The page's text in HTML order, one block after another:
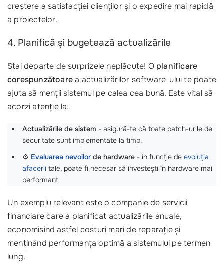
creștere a satisfacției clienților și o expedire mai rapidă
a proiectelor.
4. Planifică și bugetează actualizările
Stai departe de surprizele neplăcute! O planificare
corespunzătoarea actualizărilor software-ului te poate
ajuta să menții sistemul pe calea cea bună. Este vital să
acorzi atenție la:
Actualizările de sistem - asigură-te că toate patch-urile de
securitate sunt implementate la timp.
⚙️ Evaluarea nevoilorde hardware - în funcție de evoluția
afacerii tale, poate fi necesar să investești în hardware mai
performant.
Un exemplu relevant este o companie de servicii
financiare care a planificat actualizările anuale,
economisind astfel costuri mari de reparație și
menținând performanța optimă a sistemului pe termen
lung.